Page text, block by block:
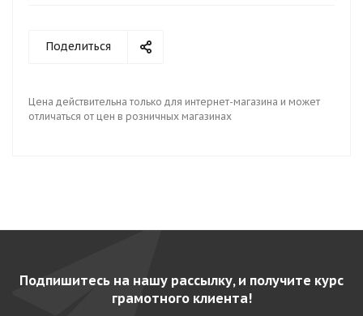
Поделиться
Цена действительна только для интернет-магазина и может
отличаться от цен в розничных магазинах
Подпишитесь на нашу рассылку, и получите курс
грамотного клиента!